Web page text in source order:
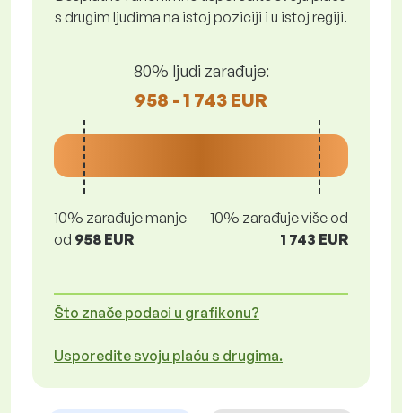
s drugim ljudima na istoj poziciji i u istoj regiji.
80% ljudi zarađuje:
958 - 1 743 EUR
10% zarađuje manje
od 958 EUR
10% zarađuje više od
1 743 EUR
Što znače podaci u grafikonu?
Usporedite svoju plaću s drugima.